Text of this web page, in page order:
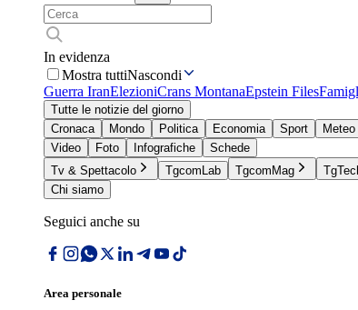
In evidenza
Mostra tuttiNascondi
Guerra IranElezioniCrans MontanaEpstein Files
Tutte le notizie del giorno
Cronaca
Mondo Politica Economia Sport
Meteo
Video
Foto Infografiche
Schede
Tv & Spettacolo
TgcomLab TgcomMag
Chi siamo
Seguici anche su
Area personale